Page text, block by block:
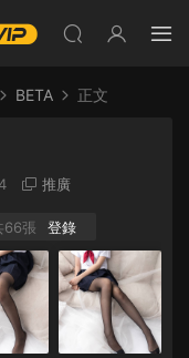
BETA 正文
推廣
66張 登錄